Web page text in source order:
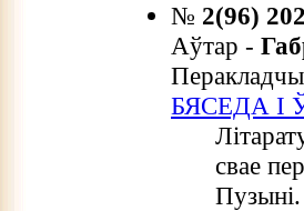
№ 2(96)
Аўтар -
БЯСЕДА І
свае
Пузыні.